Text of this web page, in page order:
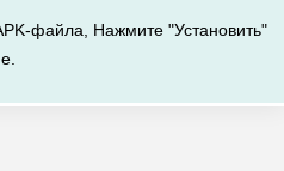
файла, Нажмите "Установить"